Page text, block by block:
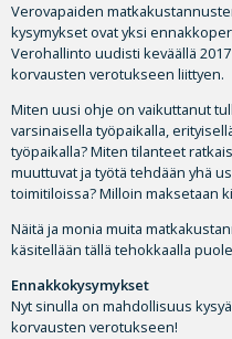
Verovapaiden
kysymykset ovat yksi
Verohallinto uudisti keväällä
korvausten verotukseen liittyen.
Miten uusi ohje on vaikuttanut
varsinaisella työpaikalla,
työpaikalla? Miten tilanteet
muuttuvat ja työtä tehdään yhä
toimitiloissa? Milloin maksetaan
Näitä ja monia muita
käsitellään tällä tehokkaalla
Ennakkokysymykset
Nyt sinulla on mahdollisuus
korvausten verotukseen!